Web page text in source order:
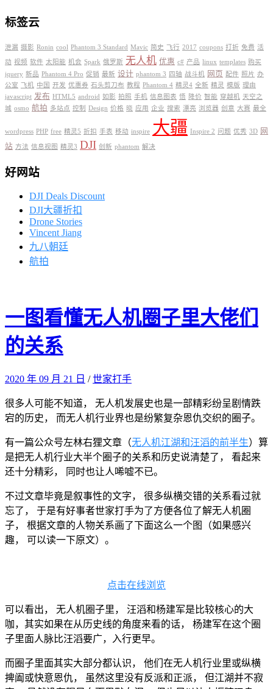
标签云
泄漏 摄影 Ronin cool Phantom 3 Standard Mavic 简史 飞行 2017 coupons 打折 免费 活
动 视频 软件 太阳能 机会 Spark 俄罗斯 无人机 优惠 c# 产品 linux templates 购买
jquery 新品 Phantom 4 Pro 促销 最新 设计 phantom 3 四轴 战斗机 网页 配件 照片 办
公室 飞机 中国 开发 优惠券 石头剪刀布 教程 Phantom 4 精灵4 全新 精灵 模版 理由
javascript 发布 HTML5 android 如影 拍照 手机 信息图表 悟 降价 智能 穿越机 天空之
城 osmo 航拍 多站点 控制 Design 价格 晓 应用 企业 搜索 漂亮 浏览器 创意 大赛 最全
wordpress PHP free 精灵5 折扣 手表 移动 inspire 大疆 Inspire 2 问题 优秀 3D 网
站 方法 信息视图 精灵3 DJI 创新 phantom 解决
好网站
DJI Deals Discount
DJI大疆折扣
Drone Stories
Vincent Jiang
九八朝廷
航拍
一图看懂无人机圈子里大佬们
的关系
2020 年 09 月 21 日 /世家打手
很多人可能不知道， 无人机发展史也是一部精彩纷呈剧情跌
宕的历史， 而无人机行业界也是纷繁复杂恩仇交织的圈子。
有一篇公众号左林右狸文章（无人机江湖和汪滔的前半生）算
是把无人机行业大半个圈子的关系和历史说清楚了， 看起来
还十分精彩， 同时也让人唏嘘不已。
不过文章毕竟是叙事性的文字， 很多纵横交错的关系看过就
忘了， 于是有好事者世家打手为了方便各位了解无人机圈
子， 根据文章的人物关系画了下面这么一个图（如果感兴
趣， 可以读一下原文）。
点击在线浏览
可以看出， 无人机圈子里， 汪滔和杨建军是比较核心的大
咖，其实如果在从历史线的角度来看的话， 杨建军在这个圈
子里面人脉比汪滔要广，入行更早。
而圈子里面其实大部分都认识， 他们在无人机行业里或纵横
捭阖或快意恩仇， 虽然这里没有反派和正派， 但江湖并不寂